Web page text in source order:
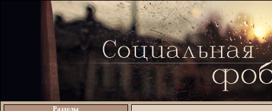
Разделы